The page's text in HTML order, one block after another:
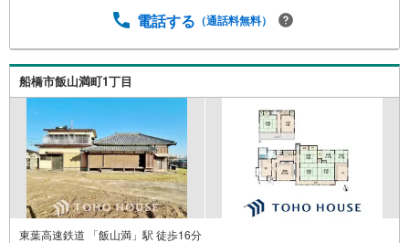
電話する （通話料無料）
船橋市飯山満町1丁目
東葉高速鉄道 「飯山満」駅 徒歩16分